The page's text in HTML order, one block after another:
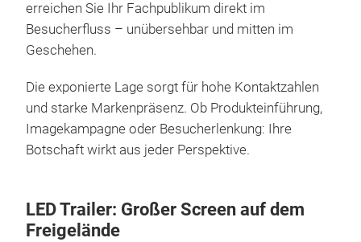
erreichen Sie Ihr Fachpublikum direkt im
Besucherfluss – unübersehbar und mitten im
Geschehen.
Die exponierte Lage sorgt für hohe Kontaktzahlen
und starke Markenpräsenz. Ob Produkteinführung,
Imagekampagne oder Besucherlenkung: Ihre
Botschaft wirkt aus jeder Perspektive.
LED Trailer: Großer Screen auf dem
Freigelände